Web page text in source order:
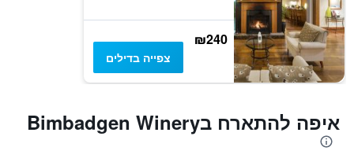
₪240
צפייה בדילים
איפה להתארח בBimbadgen Winery